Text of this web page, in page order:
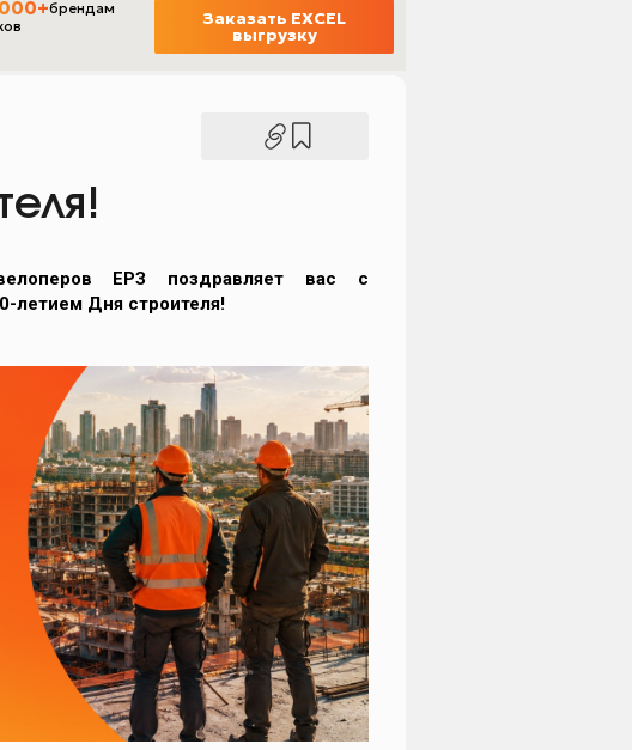
ЕРЗ поздравляет вас с
летием Дня строителя!